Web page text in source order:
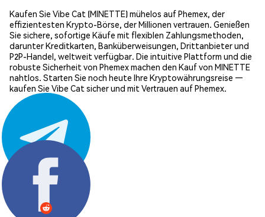
Kaufen Sie Vibe Cat (MINETTE) mühelos auf Phemex, der
effizientesten Krypto-Börse, der Millionen vertrauen. Genießen
Sie sichere, sofortige Käufe mit flexiblen Zahlungsmethoden,
darunter Kreditkarten, Banküberweisungen, Drittanbieter und
P2P-Handel, weltweit verfügbar. Die intuitive Plattform und die
robuste Sicherheit von Phemex machen den Kauf von MINETTE
nahtlos. Starten Sie noch heute Ihre Kryptowährungsreise —
kaufen Sie Vibe Cat sicher und mit Vertrauen auf Phemex.
Teilen: